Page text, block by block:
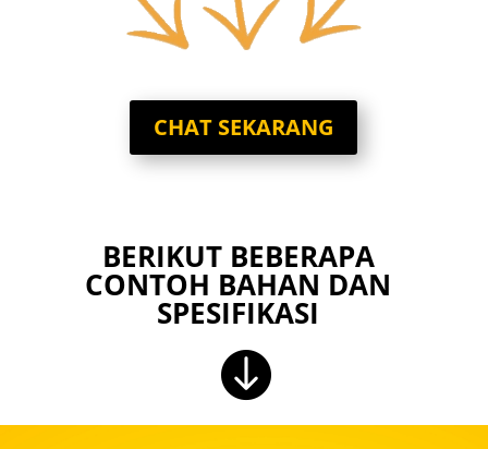
CHAT SEKARANG
BERIKUT BEBERAPA
CONTOH BAHAN DAN
SPESIFIKASI
